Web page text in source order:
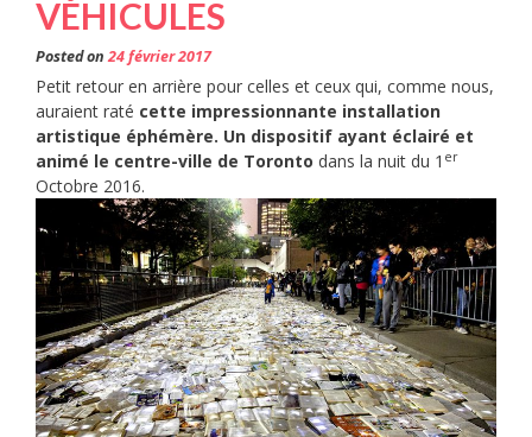
VÉHICULES
Posted on24 février 2017
Petit retour en arrière pour celles et ceux qui, comme nous,
auraient raté cette impressionnante installation
artistique éphémère. Un dispositif ayant éclairé et
animé le centre-ville de Toronto dans la nuit du 1 er
Octobre 2016.